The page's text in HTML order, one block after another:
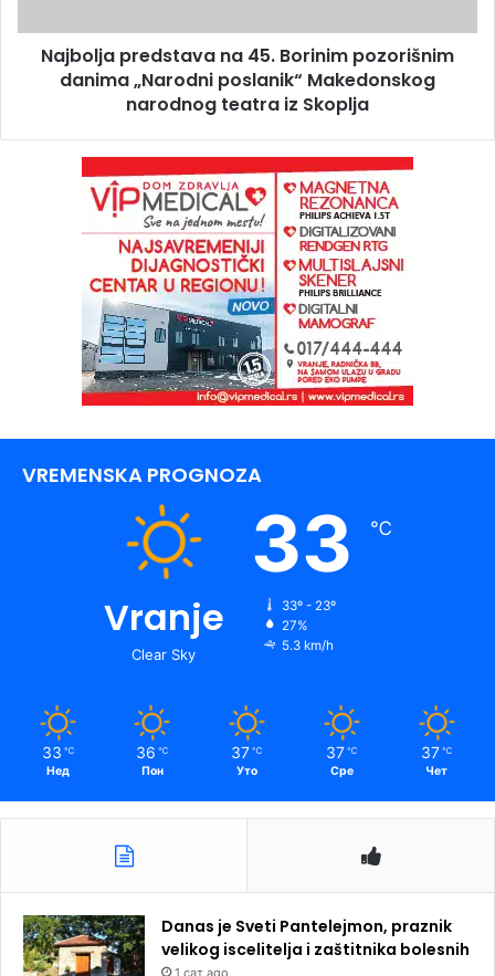
Najbolja predstava na 45. Borinim pozorišnim
danima „Narodni poslanik“ Makedonskog
narodnog teatra iz Skoplja
VREMENSKA PROGNOZA
Vranje
Clear Sky
33 ℃
33º - 23º
27%
5.3 km/h
33 ℃
Нед
36 ℃
Пон
37 ℃
Уто
37 ℃
Сре
37 ℃
Чет
Danas je Sveti Pantelejmon, praznik
velikog iscelitelja i zaštitnika bolesnih
1 сат ago